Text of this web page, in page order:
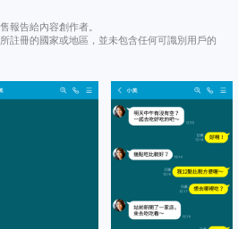
報告給內容創作者。
註冊的國家或地區，並未包含任何可識別用戶的